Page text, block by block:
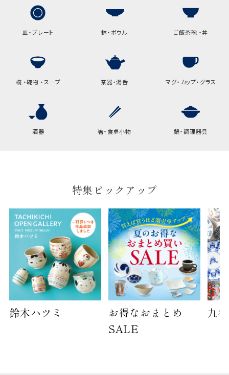
の商品は、ギフト袋にお入れい
手提袋はお付けできません。
手提げ袋について
A:京名所 袋
幅
9cm
B:京名所 袋
サイズ
高さ
40cm
横
30cm
幅
14cm
袋のサイズは当店で最適なものをご用意いたしま
ご提供枚数の上限はご注文商品数となります。
皿・プレート 鉢・ボウル ご飯茶碗 ・丼
椀 ・碗物 ・スープ 茶器・湯呑 マグ・カップ・グラス
酒器 箸・食卓小物 鍋・調理器具
特集ピックアップ
鈴木ハツミ
お得なおまとめ
SALE
九